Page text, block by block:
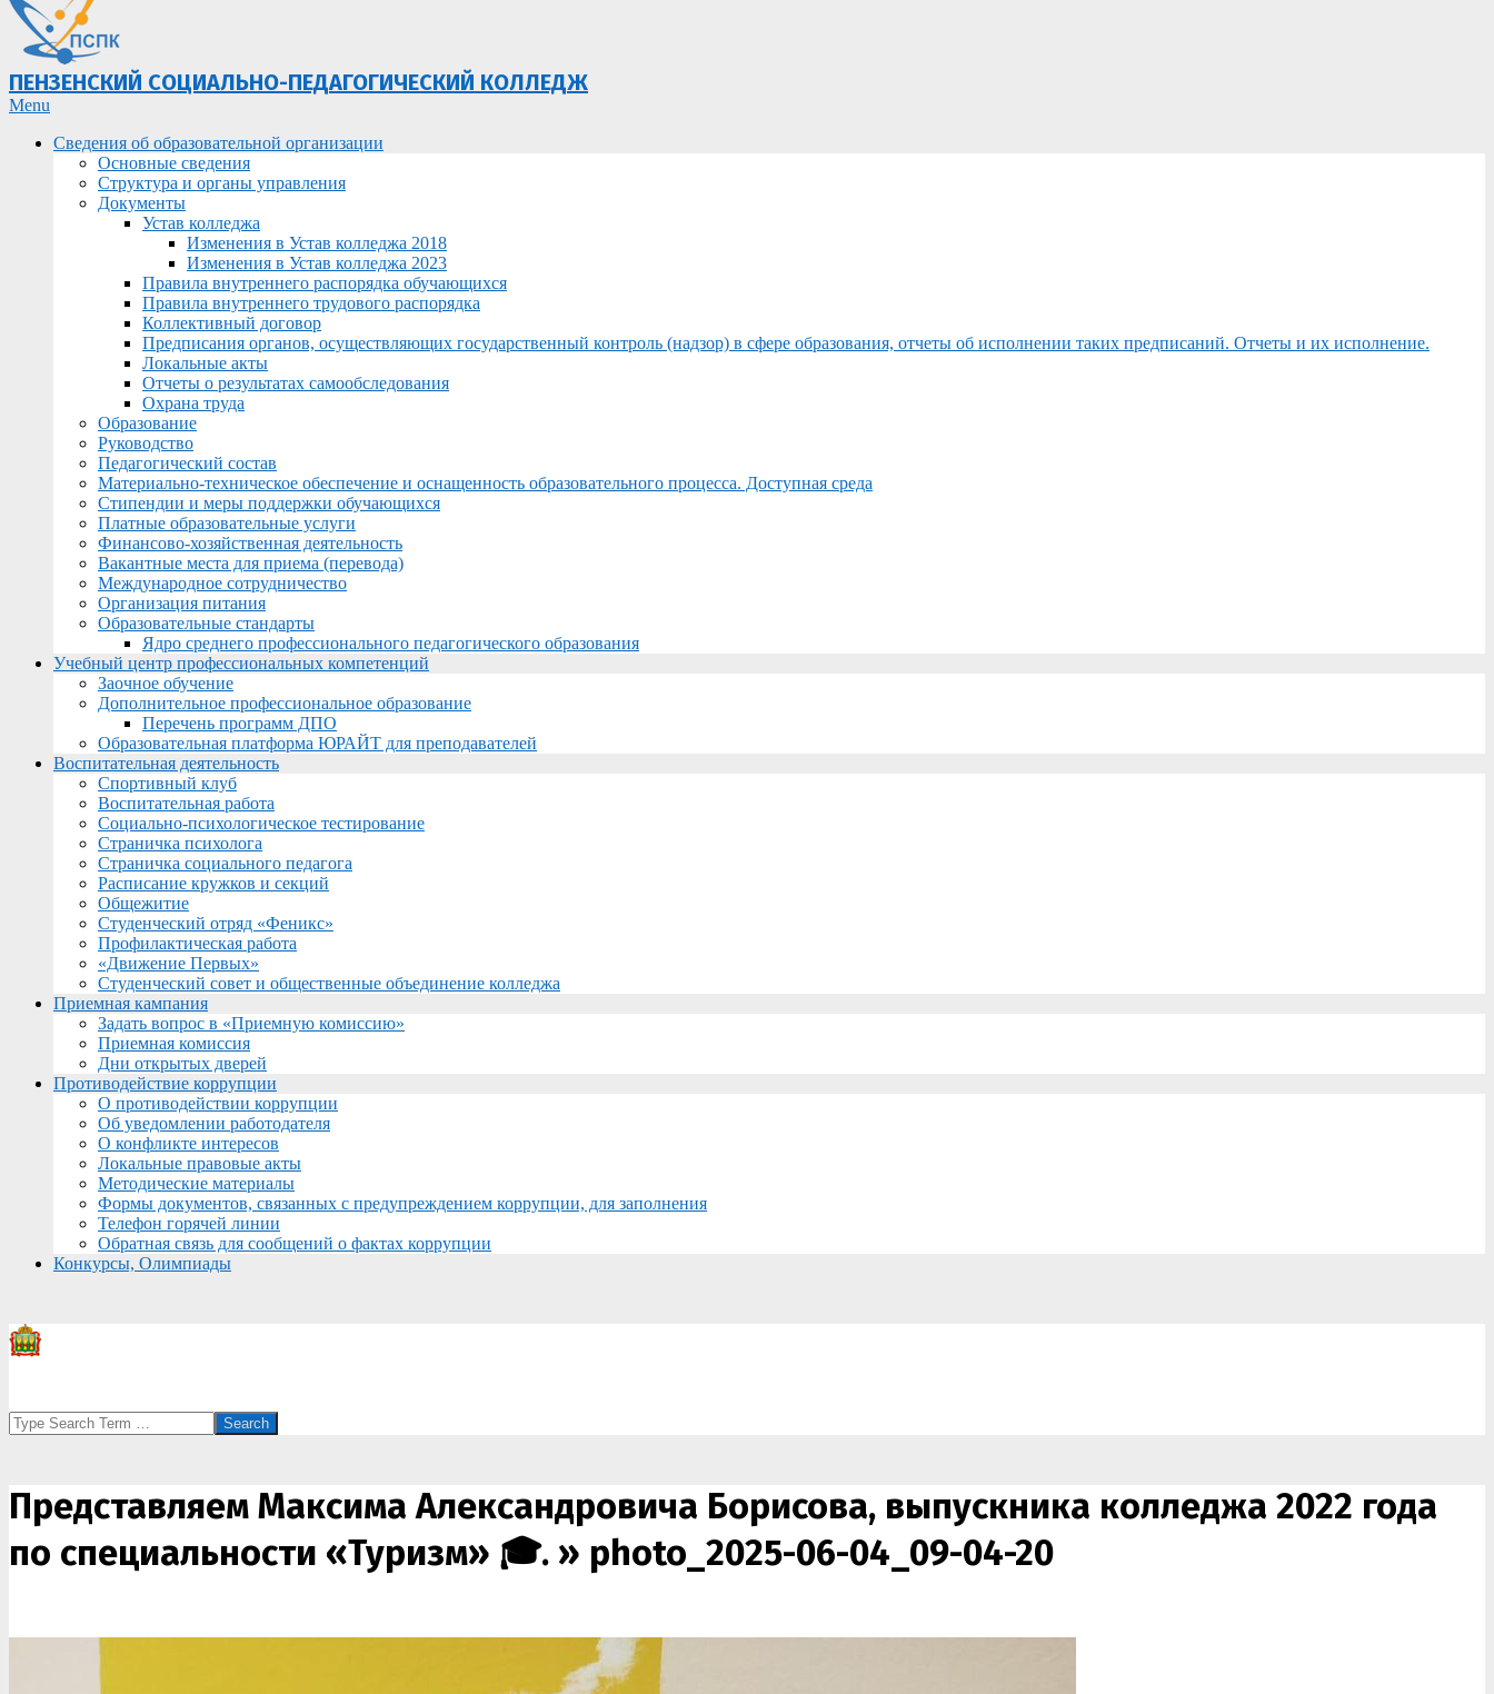
ПЕНЗЕНСКИЙ СОЦИАЛЬНО-ПЕДАГОГИЧЕСКИЙ КОЛЛЕДЖ
Primary
Menu
Menu
Сведения об образовательной организации
Основные сведения
Структура и органы управления
Документы
Устав колледжа
Изменения в Устав колледжа 2018
Изменения в Устав колледжа 2023
Правила внутреннего распорядка обучающихся
Правила внутреннего трудового распорядка
Коллективный договор
Предписания органов, осуществляющих государственный контроль (надзор) в сфере образования, отчеты об исполнении таких предписаний. Отчеты и их исполнение.
Локальные акты
Отчеты о результатах самообследования
Охрана труда
Образование
Руководство
Педагогический состав
Материально-техническое обеспечение и оснащенность образовательного процесса. Доступная среда
Стипендии и меры поддержки обучающихся
Платные образовательные услуги
Финансово-хозяйственная деятельность
Вакантные места для приема (перевода)
Международное сотрудничество
Организация питания
Образовательные стандарты
Ядро среднего профессионального педагогического образования
Учебный центр профессиональных компетенций
Заочное обучение
Дополнительное профессиональное образование
Перечень программ ДПО
Образовательная платформа ЮРАЙТ для преподавателей
Воспитательная деятельность
Спортивный клуб
Воспитательная работа
Социально-психологическое тестирование
Страничка психолога
Страничка социального педагога
Расписание кружков и секций
Общежитие
Студенческий отряд «Феникс»
Профилактическая работа
«Движение Первых»
Студенческий совет и общественные объединение колледжа
Приемная кампания
Задать вопрос в «Приемную комиссию»
Приемная комиссия
Дни открытых дверей
Противодействие коррупции
О противодействии коррупции
Об уведомлении работодателя
О конфликте интересов
Локальные правовые акты
Методические материалы
Формы документов, связанных с предупреждением коррупции, для заполнения
Телефон горячей линии
Обратная связь для сообщений о фактах коррупции
Конкурсы, Олимпиады
Search
Представляем Максима Александровича Борисова, выпускника колледжа 2022 года
по специальности «Туризм» 🎓. » photo_2025-06-04_09-04-20